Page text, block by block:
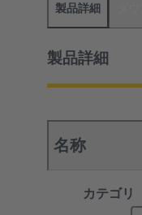
製品詳細
製品詳細
名称
カテゴリ